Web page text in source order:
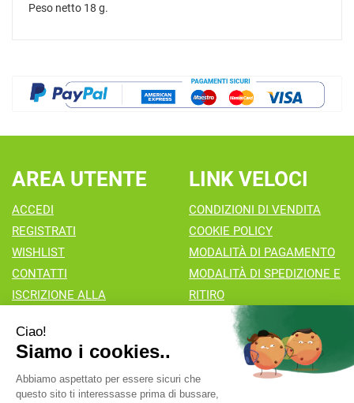
Peso netto 18 g.
AREA UTENTE
ACCEDI
REGISTRATI
WISHLIST
CONTATTI
ISCRIZIONE ALLA
LINK VELOCI
CONDIZIONI DI VENDITA
COOKIE POLICY
MODALITÀ DI PAGAMENTO
MODALITÀ DI SPEDIZIONE E
RITIRO
Farmacia Valaperta Dr. Antonio Pipia
- Via Natale Perego 7
20069 Vaprio d'Adda (MI)